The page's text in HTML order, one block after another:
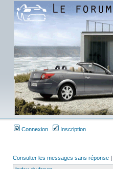
Connexion Inscription
Consulter les messages sans réponse |